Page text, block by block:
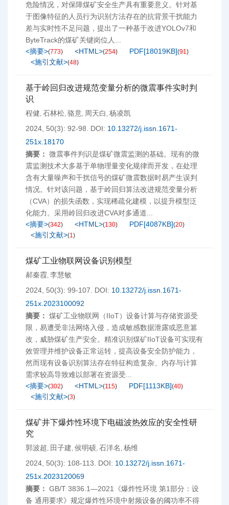
危险情况，对保障煤矿安全生产具有重要意义。针对基
于图像特征的人员行为识别方法存在的抗背景干扰能力
差与实时性不足问题，提出了一种基于改进YOLOv7和
ByteTrack的煤矿关键岗位人...
<摘要>(773) <HTML>(254) PDF[18019KB](91)
<施引文献>(48)
基于岭回归改进规范变量分析的微震事件实时判
识
程健, 石林松, 骆意, 周天白 , 杨凌凯
2024, 50(3): 92-98.
DOI: 10.13272/j.issn.1671-
251x.18170
摘要： 微震事件判识是煤矿微震监测的基础。现有的微
震监测技术大多基于单物理量变化规律而开发，在处理
含有大量噪声和干扰信号的煤矿微震数据时易产生误判
情况。针对该问题，基于岭回归算法改进规范变量分析
（CVA）的损失函数，实现稀疏化建模，以提升模型泛
化能力。采用岭回归改进CVA对多通道...
<摘要>(342) <HTML>(130) PDF[4087KB](20)
<施引文献>(1)
煤矿工业物联网设备识别模型
郝秦霞, 李慧敏
2024, 50(3): 99-107.
DOI: 10.13272/j.issn.1671-
251x.2023100092
摘要： 煤矿工业物联网（IIoT）设备计算与存储资源受
限，易遭受非法网络入侵，造成敏感数据泄露或恶意篡
改，威胁煤矿生产安全。精准识别煤矿IIoT设备可实现有
效管理并维护设备正常运转，提高设备安全防护能力，
然而现有设备识别算法存在特征构造复杂、内存与计算
需求较高导致难以部署在资源受...
<摘要>(302) <HTML>(115) PDF[1113KB](40)
<施引文献>(3)
煤矿井下爆炸性环境下电磁波热效应的安全性研
究
郭波超 , 田子建, 侯明硕, 石洋名 , 杨维
2024, 50(3): 108-113.
DOI: 10.13272/j.issn.1671-
251x.2023120069
摘要： GB/T 3836.1—2021《爆炸性环境 第1部分：设
备 通用要求》规定爆炸性环境中射频设备的阈功率不得